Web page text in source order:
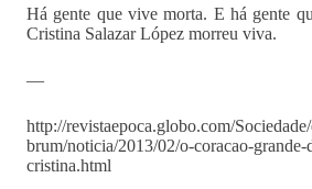
Há gente que vive morta. E há gente
Cristina Salazar López morreu viva.
—
http://revistaepoca.globo.com/
brum/noticia/2013/02/o-coracao-grande-
cristina.html